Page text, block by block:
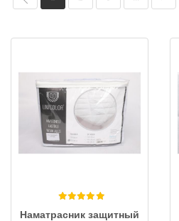
Наматрасник защитный